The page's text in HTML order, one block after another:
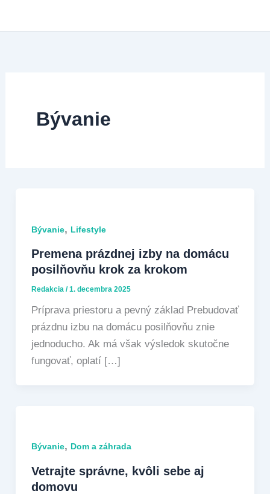
Bývanie
Bývanie, Lifestyle
Premena prázdnej izby na domácu
posilňovňu krok za krokom
Redakcia /1. decembra 2025
Príprava priestoru a pevný základ Prebudovať
prázdnu izbu na domácu posilňovňu znie
jednoducho. Ak má však výsledok skutočne
fungovať, oplatí […]
Bývanie, Dom a záhrada
Vetrajte správne, kvôli sebe aj
domovu